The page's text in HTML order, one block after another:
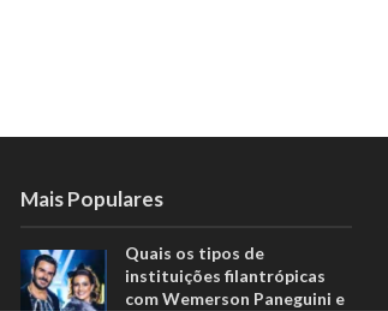
Mais Populares
Quais os tipos de
instituições filantrópicas
com Wemerson Paneguini e